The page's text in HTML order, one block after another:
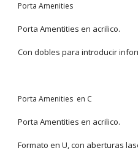
Porta Amenities
Porta Amentities en acrilico.
Con dobles para introducir
Porta Amenities en C
Porta Amentities en acrilico.
Formato en U, con aberturas